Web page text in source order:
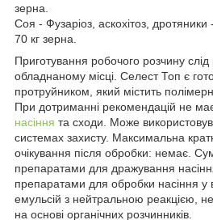
зерна.
Соя - Фузаріоз, аскохітоз,
70 кг зерна.
Приготування робочого розчину
обладнаному місці. Селест Топ є
протруйником, який містить
При дотриманні рекомендацій не
насіння та сходи. Може
системах захисту. Максимальна
очікування після обробки: немає.
препаратами для дражування
препаратами для обробки насіння у
емульсій з нейтральною реакцією,
на основі органічних розчинників.